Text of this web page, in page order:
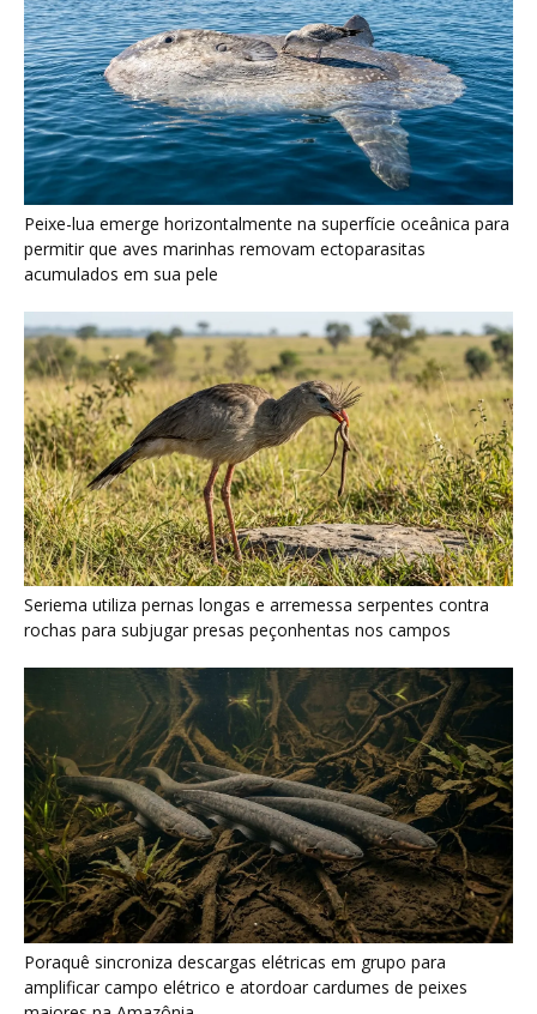
Seriema utiliza pernas longas e arremessa serpentes contra
rochas para subjugar presas peçonhentas nos campos
Poraquê sincroniza descargas elétricas em grupo para
amplificar campo elétrico e atordoar cardumes de peixes
maiores na Amazônia
Seriema combina corridas em alta velocidade e arremessos
contra rochas para imobilizar serpentes peçonhentas no
cerrado